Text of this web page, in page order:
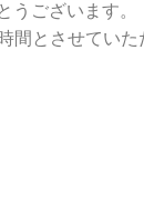
ございます。
とさせていた